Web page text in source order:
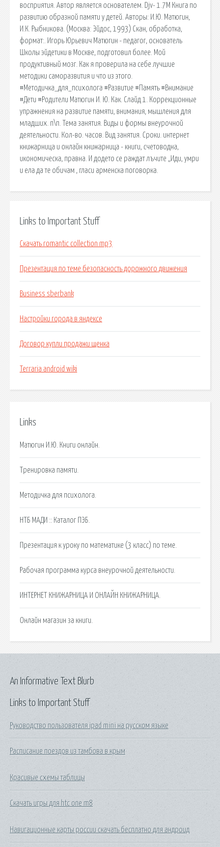
восприятия. Автор является основателем. Djv- 1.7M Книга по
развитию образной памяти у детей. Авторы: И.Ю. Матюгин,
И.К. Рыбникова. (Москва: Эйдос, 1993) Скан, обработка,
формат:. Игорь Юрьевич Матюгин - педагог, основатель
Школы эйдетики в Москве, подготовил более. Мой
продуктивный мозг. Как я проверила на себе лучшие
методики саморазвития и что из этого.
#Методичка_для_психолога #Развитие #Память #Внимание
#Дети #Родители Матюгин И. Ю. Как. Слайд 1. Коррекционные
упражнения на развитие памяти, внимания, мышления для
младших. п\п. Тема занятия. Виды и формы внеурочной
деятельности. Кол-во. часов. Вид занятия. Сроки. интернет
книжарница и онлайн книжарница - книги, счетоводна,
икономическа, правна. И додето се раждат лъчите „Иди, умри
и ела да те обичам , гласи арменска поговорка.
Links to Important Stuff
Скачать romantic collection mp3
Презентация по теме безопасность дорожного движения
Business sberbank
Настройки города в яндексе
Договор купли продажи щенка
Terraria android wiki
Links
Матюгин И.Ю. Книги онлайн.
Тренировка памяти.
Методичка для психолога.
НТБ МАДИ :: Каталог ПЭБ.
Презентация к уроку по математике (3 класс) по теме.
Рабочая программа курса внеурочной деятельности.
ИНТЕРНЕТ КНИЖАРНИЦА И ОНЛАЙН КНИЖАРНИЦА.
Онлайн магазин за книги.
Links to Important Stuff
Руководство пользователя ipad mini на русском языке
Расписание поездов из тамбова в крым
Красивые схемы таблицы
Скачать игры для htc one m8
Навигационные карты россии скачать бесплатно для андроид
An Informative Text Blurb